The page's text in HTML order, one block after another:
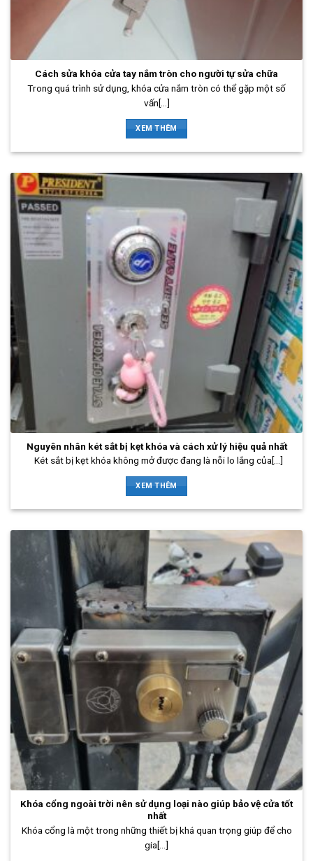
Cách sửa khóa cửa tay nắm tròn cho người tự sửa chữa
Trong quá trình sử dụng, khóa cửa nắm tròn có thể gặp một số
vấn[...]
XEM THÊM
Nguyên nhân két sắt bị kẹt khóa và cách xử lý hiệu quả nhất
Két sắt bị kẹt khóa không mở được đang là nỗi lo lắng của[...]
XEM THÊM
Khóa cổng ngoài trời nên sử dụng loại nào giúp bảo vệ cửa tốt
nhất
Khóa cổng là một trong những thiết bị khá quan trọng giúp để cho
gia[...]